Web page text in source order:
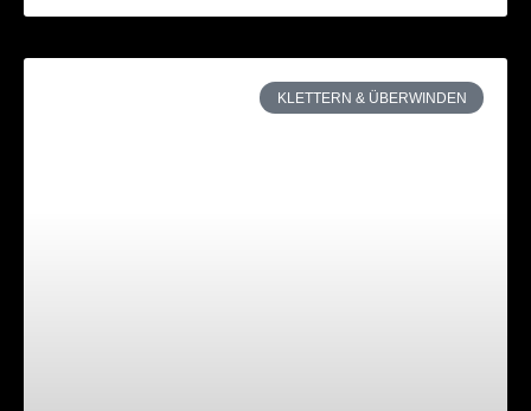
KLETTERN & ÜBERWINDEN